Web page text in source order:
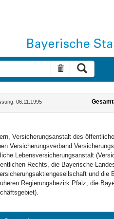
Suche
06.11.1995
Versicherungsanstalt des
Versicherungsverband
Lebensversicherungsanstalt
Rechts, die Bayerische
und die
Regierungsbezirk Pfalz, die